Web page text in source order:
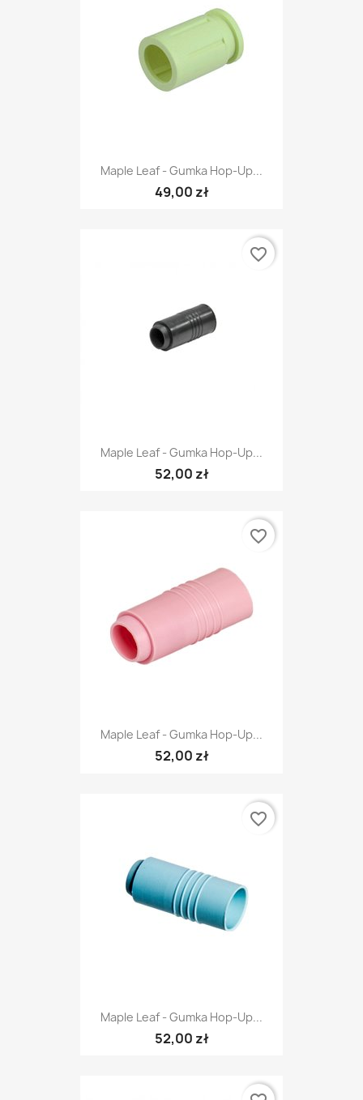
Maple Leaf - Gumka Hop-Up...
49,00 zł
Maple Leaf - Gumka Hop-Up...
52,00 zł
favorite_border
Maple Leaf - Gumka Hop-Up...
52,00 zł
favorite_border
Maple Leaf - Gumka Hop-Up...
52,00 zł
favorite_border